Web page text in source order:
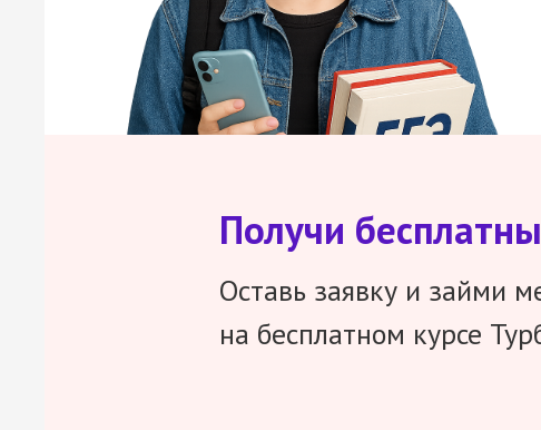
Получи
Оставь заявку и займи
на бесплатном курсе